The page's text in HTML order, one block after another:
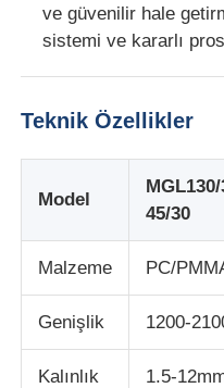
Plastik karton
PP yaprak üretim hattı
Rulo Kalender
ve güvenilir hale
sistemi ve kararlı
Teknik Özellikler
Model
MGL130/
45/30
Malzeme PC/
Genişlik 1200-
Kalınlık 1.5-